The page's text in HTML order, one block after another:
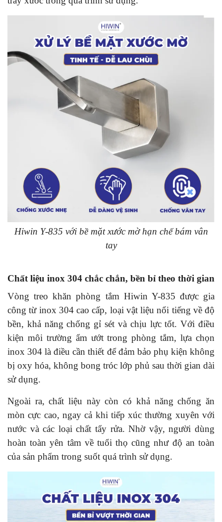
Hiwin Y-835 với bề mặt xước mờ hạn chế bám vân
tay
Chất liệu inox 304 chắc chắn, bền bỉ theo thời gian
Vòng treo khăn phòng tắm Hiwin Y-835 được gia
công từ inox 304 cao cấp, loại vật liệu nổi tiếng về độ
bền, khả năng chống gỉ sét và chịu lực tốt. Với điều
kiện môi trường ẩm ướt trong phòng tắm, lựa chọn
inox 304 là điều cần thiết để đảm bảo phụ kiện không
bị oxy hóa, không bong tróc lớp phủ sau thời gian dài
sử dụng.
Ngoài ra, chất liệu này còn có khả năng chống ăn
mòn cực cao, ngay cả khi tiếp xúc thường xuyên với
nước và các loại chất tẩy rửa. Nhờ vậy, người dùng
hoàn toàn yên tâm về tuổi thọ cũng như độ an toàn
của sản phẩm trong suốt quá trình sử dụng.